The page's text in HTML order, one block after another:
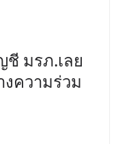
มรภ.เลย
งความร่วม